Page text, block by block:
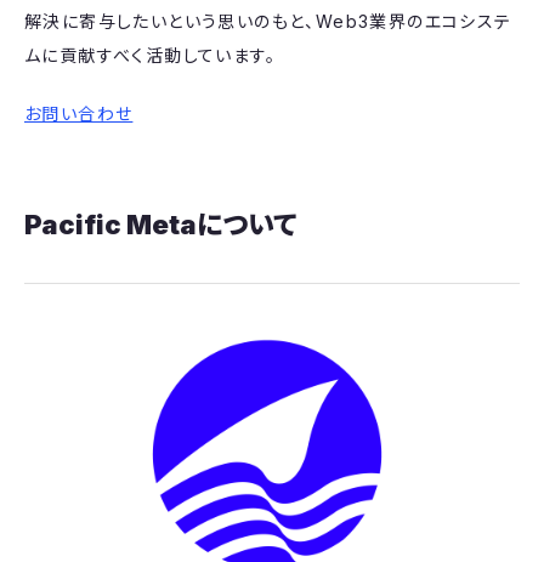
解決に寄与したいという思いのもと、Web3業界のエコシステ
ムに貢献すべく活動しています。
お問い合わせ
Pacific Metaについて